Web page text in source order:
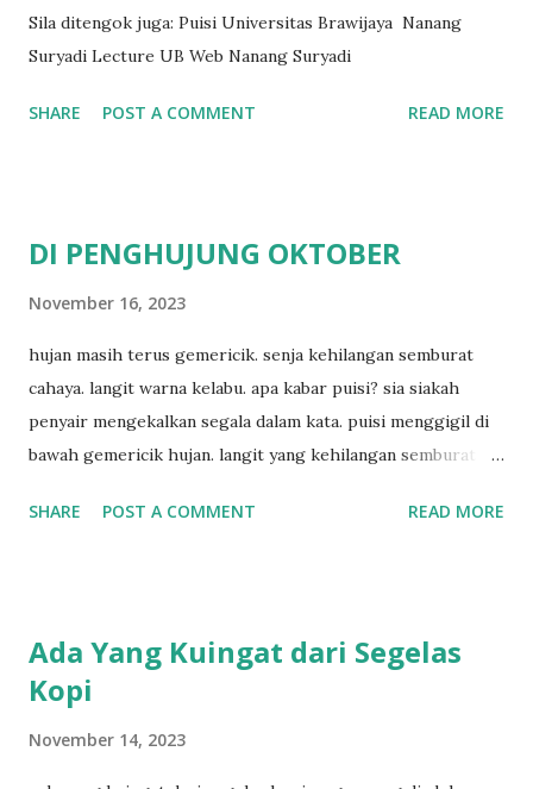
Sila ditengok juga: Puisi Universitas Brawijaya Nanang
Suryadi Lecture UB Web Nanang Suryadi
SHARE POST A COMMENT READ MORE
DI PENGHUJUNG OKTOBER
November 16, 2023
hujan masih terus gemericik. senja kehilangan semburat
cahaya. langit warna kelabu. apa kabar puisi? sia siakah
penyair mengekalkan segala dalam kata. puisi menggigil di
bawah gemericik hujan. langit yang kehilangan semburat
penyair? apakah sia sia aku dituliskan. puisi menggigil
SHARE POST A COMMENT READ MORE
Ada Yang Kuingat dari Segelas
Kopi
November 14, 2023